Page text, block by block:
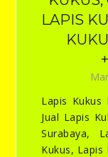
LAPIS
Lapis Kukus
Jual Lapis
Surabaya,
Kukus, Lapis